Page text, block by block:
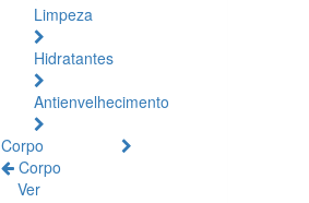
Limpeza
Hidratantes
Antienvelhecimento
Corpo
Corpo
Ver